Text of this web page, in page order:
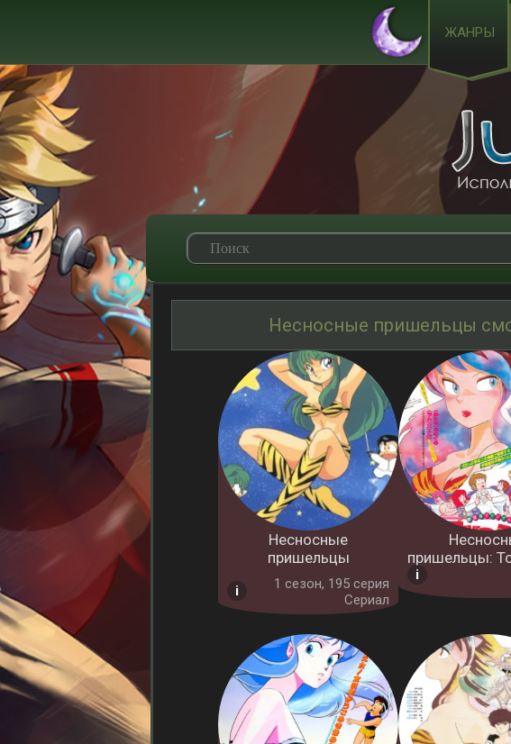
ЖАНРЫ
Несносные пришельцы
Несносные
пришельцы
1 cезон, 195 серия
Сериал
пришельцы: